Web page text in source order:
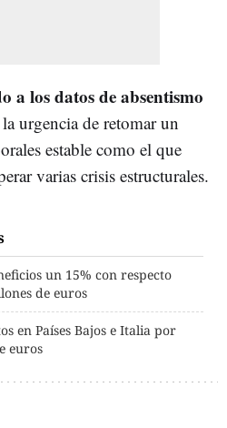
a los datos de absentismo
urgencia de retomar un
estable como el que
varias crisis estructurales.
un 15% con respecto
de euros
en Países Bajos e Italia por
euros